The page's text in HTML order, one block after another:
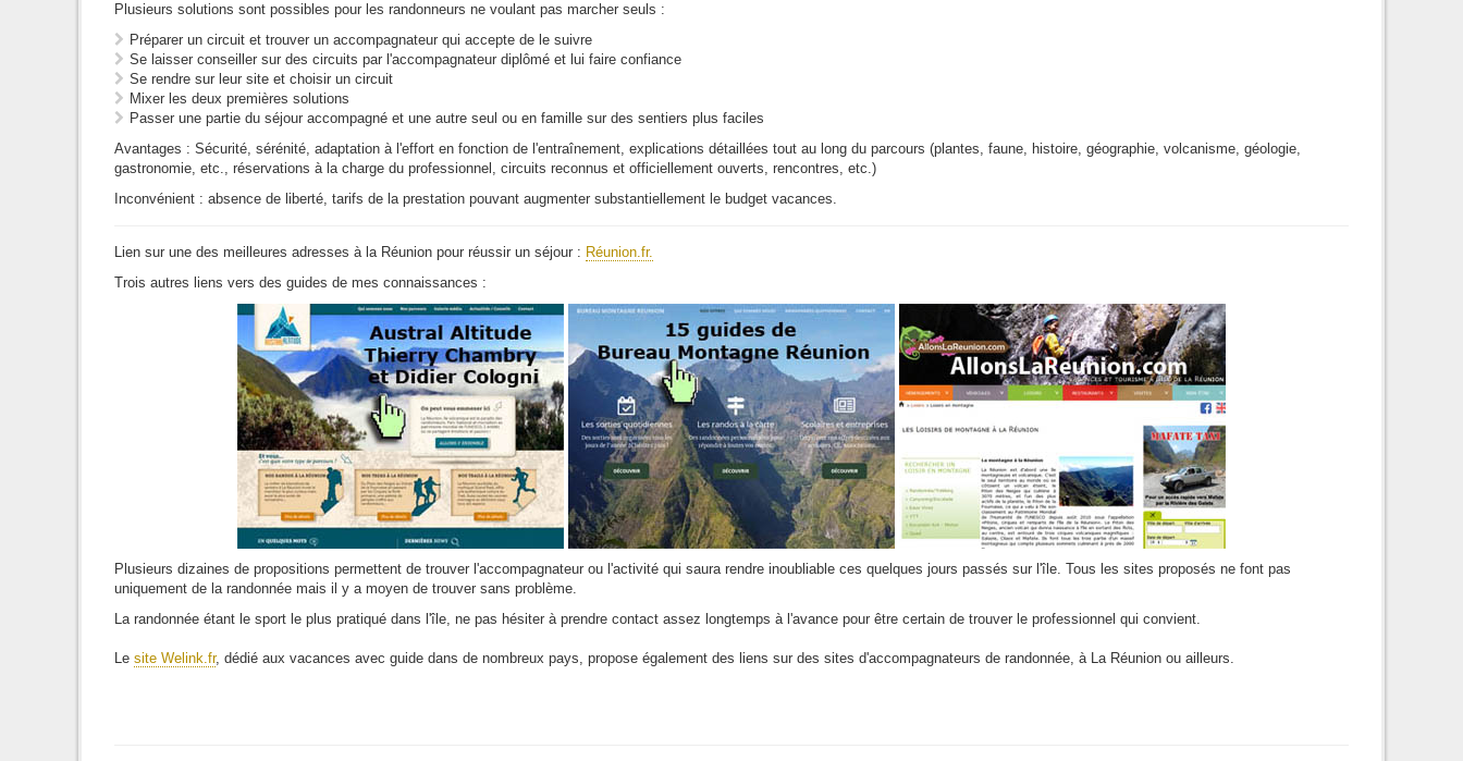
Plusieurs solutions sont possibles pour les randonneurs ne voulant pas marcher seuls :
Préparer un circuit et trouver un accompagnateur qui accepte de le suivre
Se laisser conseiller sur des circuits par l'accompagnateur diplômé et lui faire confiance
Se rendre sur leur site et choisir un circuit
Mixer les deux premières solutions
Passer une partie du séjour accompagné et une autre seul ou en famille sur des sentiers plus faciles
Avantages : Sécurité, sérénité, adaptation à l'effort en fonction de l'entraînement, explications détaillées tout au long du parcours (plantes, faune, histoire, géographie, volcanisme, géologie,
gastronomie, etc., réservations à la charge du professionnel, circuits reconnus et officiellement ouverts, rencontres, etc.)
Inconvénient : absence de liberté, tarifs de la prestation pouvant augmenter substantiellement le budget vacances.
Lien sur une des meilleures adresses à la Réunion pour réussir un séjour : Réunion.fr.
Trois autres liens vers des guides de mes connaissances :
Plusieurs dizaines de propositions permettent de trouver l'accompagnateur ou l'activité qui saura rendre inoubliable ces quelques jours passés sur l'île. Tous les sites proposés ne font pas
uniquement de la randonnée mais il y a moyen de trouver sans problème.
La randonnée étant le sport le plus pratiqué dans l'île, ne pas hésiter à prendre contact assez longtemps à l'avance pour être certain de trouver le professionnel qui convient.
Le site Welink.fr, dédié aux vacances avec guide dans de nombreux pays, propose également des liens sur des sites d'accompagnateurs de randonnée, à La Réunion ou ailleurs.